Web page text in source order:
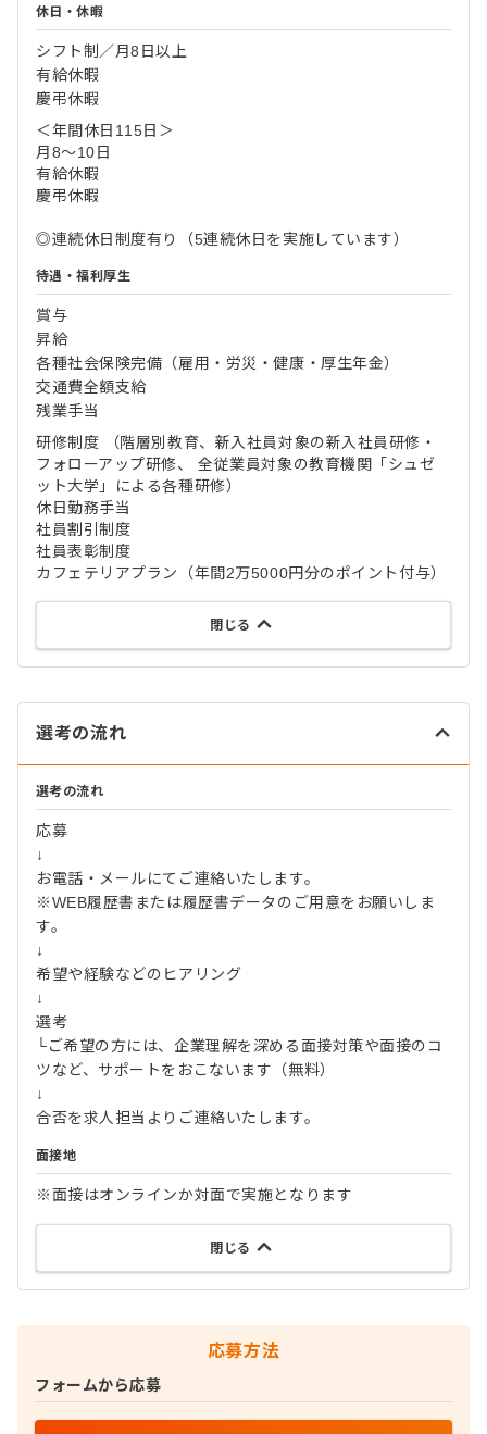
休日・休暇
シフト制／月8日以上
有給休暇
慶弔休暇
＜年間休日115日＞
月8～10日
有給休暇
慶弔休暇
◎連続休日制度有り（5連続休日を実施しています）
待遇・福利厚生
賞与
昇給
各種社会保険完備（雇用・労災・健康・厚生年金）
交通費全額支給
残業手当
研修制度 （階層別教育、新入社員対象の新入社員研修・
フォローアップ研修、 全従業員対象の教育機関「シュゼ
ット大学」による各種研修）
休日勤務手当
社員割引制度
社員表彰制度
カフェテリアプラン（年間2万5000円分のポイント付与）
閉じる
選考の流れ
選考の流れ
応募
↓
お電話・メールにてご連絡いたします。
※WEB履歴書または履歴書データのご用意をお願いしま
す。
↓
希望や経験などのヒアリング
↓
選考
└ご希望の方には、企業理解を深める面接対策や面接のコ
ツなど、サポートをおこないます（無料）
↓
合否を求人担当よりご連絡いたします。
面接地
※面接はオンラインか対面で実施となります
閉じる
応募方法
フォームから応募